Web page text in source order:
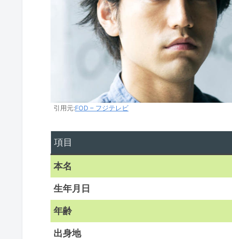
引用元:FOD – フジテレビ
項目
本名
生年月日
年齢
出身地